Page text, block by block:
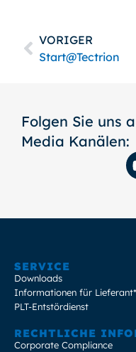
VORIGER
Start@Tectrion
Folgen Sie uns
Media Kanälen:
SERVICE
Downloads
Informationen für
PLT-Entstördienst
RECHTLICHE
Corporate Compliance